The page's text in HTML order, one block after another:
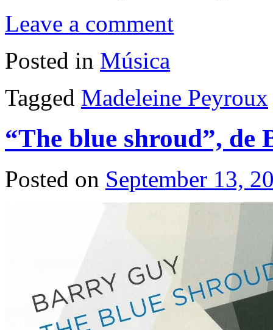
Leave a comment
Posted in Música
Tagged Madeleine Peyroux
“The blue shroud”, de
Posted on September 13,